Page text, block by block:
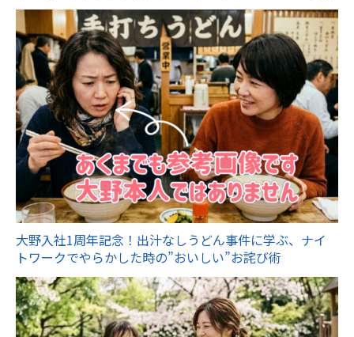
大野入社1周年記念！出汁なしうどん事件に学ぶ、ナイ
トワークでやらかした時の”おいしい”お詫び術